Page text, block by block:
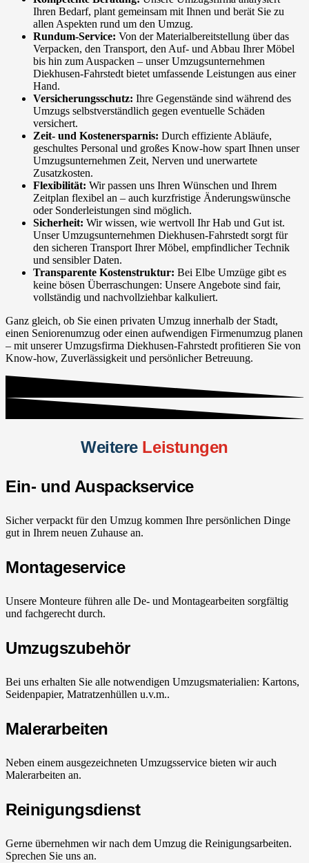
Ihren Bedarf, plant gemeinsam mit Ihnen und berät Sie zu
allen Aspekten rund um den Umzug.
Rundum-Service: Von der Materialbereitstellung über das
Verpacken, den Transport, den Auf- und Abbau Ihrer Möbel
bis hin zum Auspacken – unser Umzugsunternehmen
Diekhusen-Fahrstedt bietet umfassende Leistungen aus einer
Hand.
Versicherungsschutz: Ihre Gegenstände sind während des
Umzugs selbstverständlich gegen eventuelle Schäden
versichert.
Zeit- und Kostenersparnis: Durch effiziente Abläufe,
geschultes Personal und großes Know-how spart Ihnen unser
Umzugsunternehmen Zeit, Nerven und unerwartete
Zusatzkosten.
Flexibilität: Wir passen uns Ihren Wünschen und Ihrem
Zeitplan flexibel an – auch kurzfristige Änderungswünsche
oder Sonderleistungen sind möglich.
Sicherheit: Wir wissen, wie wertvoll Ihr Hab und Gut ist.
Unser Umzugsunternehmen Diekhusen-Fahrstedt sorgt für
den sicheren Transport Ihrer Möbel, empfindlicher Technik
und sensibler Daten.
Transparente Kostenstruktur: Bei Elbe Umzüge gibt es
keine bösen Überraschungen: Unsere Angebote sind fair,
vollständig und nachvollziehbar kalkuliert.
Ganz gleich, ob Sie einen privaten Umzug innerhalb der Stadt,
einen Seniorenumzug oder einen aufwendigen Firmenumzug planen
– mit unserer Umzugsfirma Diekhusen-Fahrstedt profitieren Sie von
Know-how, Zuverlässigkeit und persönlicher Betreuung.
Weitere Leistungen
Ein- und Auspackservice
Sicher verpackt für den Umzug kommen Ihre persönlichen Dinge
gut in Ihrem neuen Zuhause an.
Montageservice
Unsere Monteure führen alle De- und Montagearbeiten sorgfältig
und fachgerecht durch.
Umzugszubehör
Bei uns erhalten Sie alle notwendigen Umzugsmaterialien: Kartons,
Seidenpapier, Matratzenhüllen u.v.m..
Malerarbeiten
Neben einem ausgezeichneten Umzugsservice bieten wir auch
Malerarbeiten an.
Reinigungsdienst
Gerne übernehmen wir nach dem Umzug die Reinigungsarbeiten.
Sprechen Sie uns an.